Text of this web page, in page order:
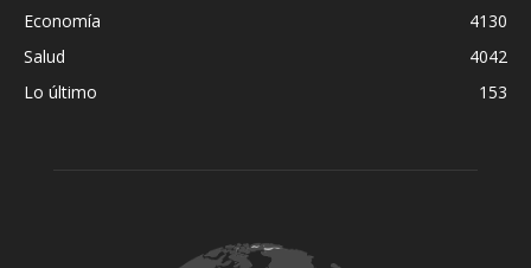
Economía
4130
Salud
4042
Lo último
153